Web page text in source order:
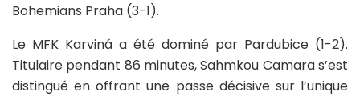
Bohemians Praha (3-1).
Le MFK Karviná a été dominé par Pardubice (1-2).
Titulaire pendant 86 minutes, Sahmkou Camara s’est
distingué en offrant une passe décisive sur l’unique